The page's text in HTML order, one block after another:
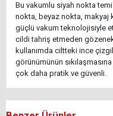
Bu vakumlu siyah nokta
nokta, beyaz nokta, makyaj
güçlü vakum teknolojisiyle
cildi tahriş etmeden
kullanımda ciltteki ince
görünümünün
çok daha pratik ve güvenli.